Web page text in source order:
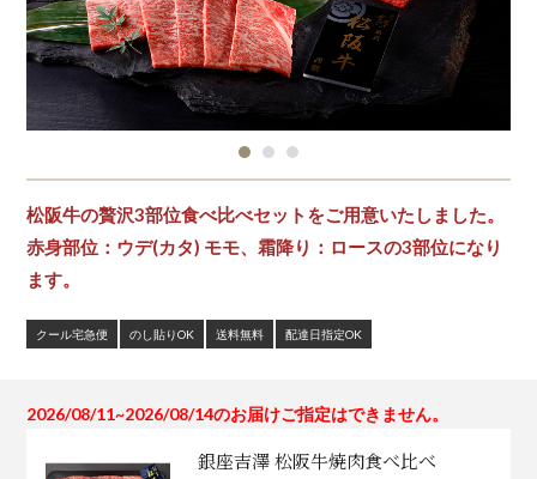
松阪牛の贅沢3部位食べ比べセットをご用意いたしました。
赤身部位：ウデ(カタ) モモ、霜降り：ロースの3部位になり
ます。
クール宅急便 のし貼りOK 送料無料 配達日指定OK
2026/08/11~2026/08/14のお届けご指定はできません。
銀座吉澤 松阪牛焼肉食べ比べ